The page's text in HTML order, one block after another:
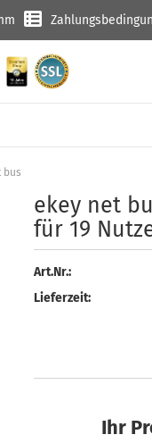
Lizenz für 19 Nutzer
ekey net
für 19
Art.Nr.:
Lieferzeit:
Ihr